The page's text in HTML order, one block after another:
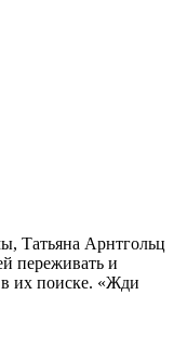
Татьяна Арнтгольц
переживать и
в их поиске. «Жди